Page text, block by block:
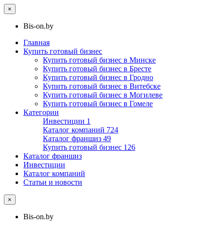
×
Bis-on.by
Главная
Купить готовый бизнес
Купить готовый бизнес в Минске
Купить готовый бизнес в Бресте
Купить готовый бизнес в Гродно
Купить готовый бизнес в Витебске
Купить готовый бизнес в Могилеве
Купить готовый бизнес в Гомеле
Категории
Инвестиции 1
Каталог компаний 724
Каталог франшиз 49
Купить готовый бизнес 126
Каталог франшиз
Инвестиции
Каталог компаний
Статьи и новости
×
Bis-on.by